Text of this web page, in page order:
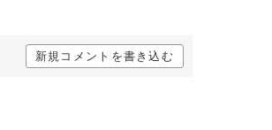
新規コメントを書き込む